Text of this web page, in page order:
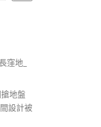
窪地_
地盤
設計被